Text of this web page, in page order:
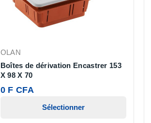
OLAN
Boîtes de dérivation Encastrer 153
X 98 X 70
0 F CFA
Sélectionner